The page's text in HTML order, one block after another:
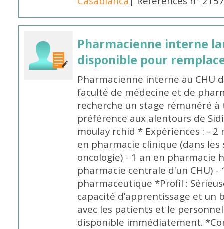
Pharmacienne interne
disponible pour
Pharmacienne interne au CHU
faculté de médecine et de
recherche un stage rémunéré
préférence aux alentours de
moulay rchid * Expériences : -
en pharmacie clinique (dans les
oncologie) - 1 an en pharmacie
pharmacie centrale d'un CHU)
pharmaceutique *Profil :
capacité d’apprentissage et un
avec les patients et le
disponible immédiatement.